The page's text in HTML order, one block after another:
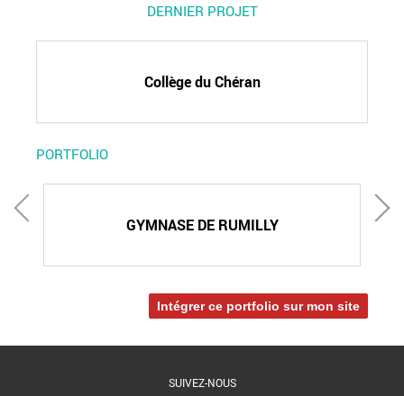
DERNIER PROJET
Collège du Chéran
PORTFOLIO
GYMNASE DE RUMILLY
Intégrer ce portfolio sur mon site
SUIVEZ-NOUS